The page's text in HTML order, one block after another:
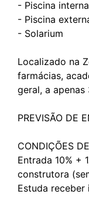
- Piscina
- Piscina
- Solarium
Localizado na
farmácias,
geral, a
PREVISÃO DE
CONDIÇÕES
Entrada 10% +
construtora
Estuda receber